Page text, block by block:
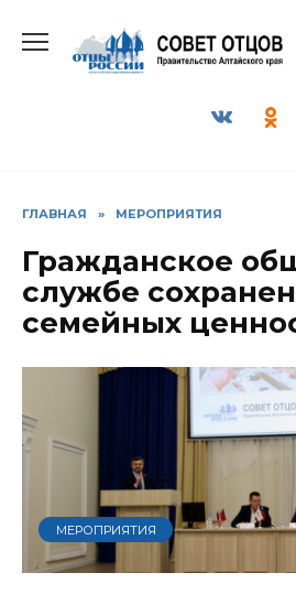
содержанию
ГЛАВНАЯ » МЕРОПРИЯТИЯ
Гражданское
службе
семейных
МЕРОПРИЯТИЯ